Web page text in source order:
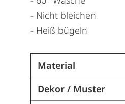
- Nicht bleichen
- Heiß bügeln
Material
Dekor / Muster